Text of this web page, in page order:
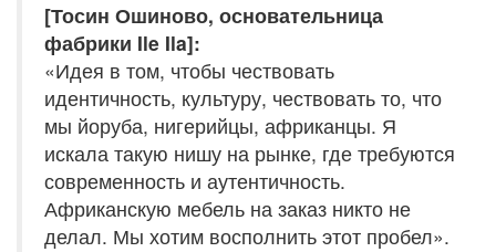
[Тосин Ошиново, основательница
фабрики Ile Ila]:
«Идея в том, чтобы чествовать
идентичность, культуру, чествовать то, что
мы йоруба, нигерийцы, африканцы. Я
искала такую нишу на рынке, где требуются
современность и аутентичность.
Африканскую мебель на заказ никто не
делал. Мы хотим восполнить этот пробел».